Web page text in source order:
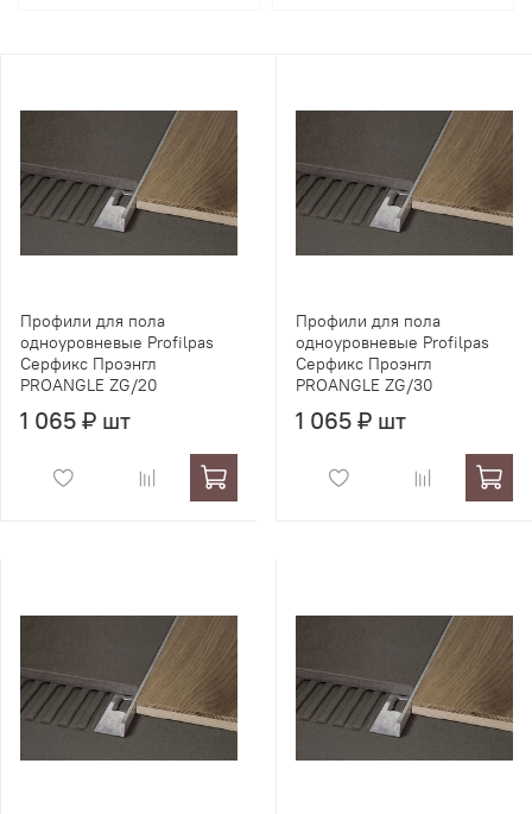
Профили для пола
одноуровневые Profilpas
Серфикс Проэнгл
PROANGLE ZG/20
1 065 ₽ шт
Профили для пола
одноуровневые Profilpas
Серфикс Проэнгл
PROANGLE ZG/30
1 065 ₽ шт